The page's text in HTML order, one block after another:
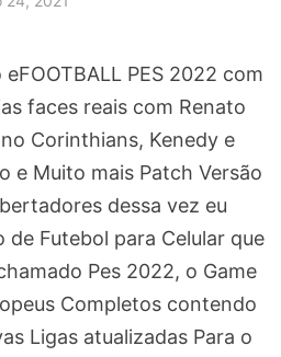
PES 2022 com
faces reais com Renato
Corinthians, Kenedy e
e Muito mais Patch Versão
dessa vez eu
Futebol para Celular que
Pes 2022, o Game
Completos contendo
Ligas atualizadas Para o